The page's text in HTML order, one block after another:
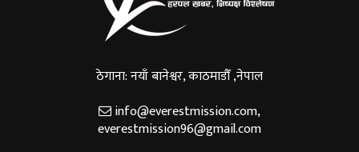
ठेगाना: नयाँ बानेश्वर, काठमाडौँ ,नेपाल
info@everestmission.com,
everestmission96@gmail.com